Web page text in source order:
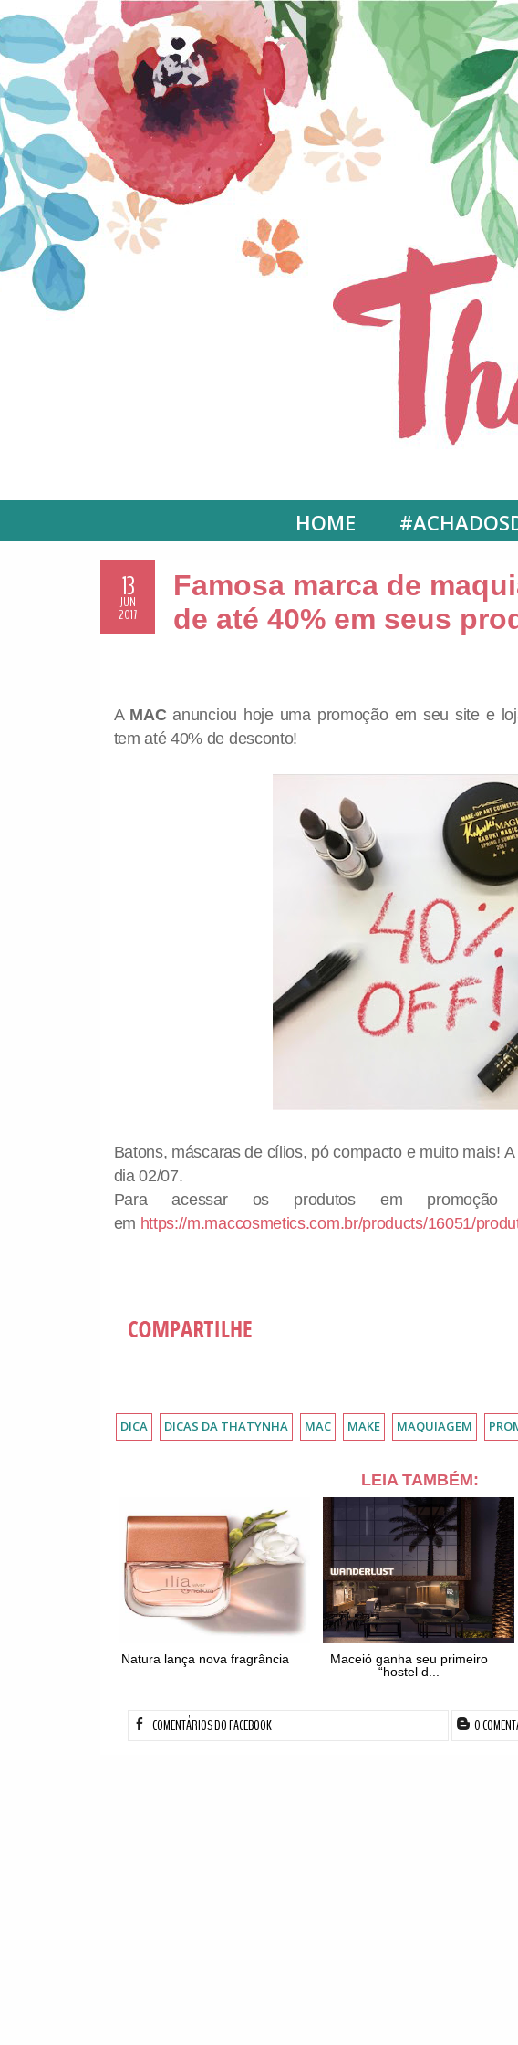
HOME
13
JUN
2017
Famosa marca de
de até 40% em seus
A MAC anunciou hoje uma promoção em seu site e
tem até 40% de desconto!
Batons, máscaras de cílios, pó compacto e muito mais!
dia 02/07.
Para acessar os produtos em
em https://m.maccosmetics.com.br/products/16051/
DICA DICAS DA THATYNHA MAC MAKE MAQUIAGEM
LEIA TAMBÉM:
Natura lança nova fragrância
Maceió ganha seu primeiro
“hostel d...
COMENTÁRIOS DO FACEBOOK 0